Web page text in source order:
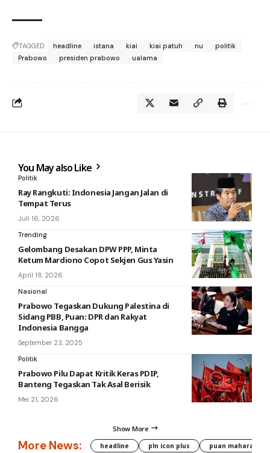
TAGGED: headline istana kiai kiai patuh nu
politik
Prabowo
presiden prabowo ualama
You May also Like
Politik
Ray Rangkuti: Indonesia Jangan Jalan di
Tempat Terus
Juli 16, 2026
Trending
Gelombang Desakan DPW PPP, Minta
Ketum Mardiono Copot Sekjen Gus Yasin
April 18, 2026
Nasional
Prabowo Tegaskan Dukung Palestina di
Sidang PBB, Puan: DPR dan Rakyat
Indonesia Bangga
September 23, 2025
Politik
Prabowo Pilu Dapat Kritik Keras PDIP,
Banteng Tegaskan Tak Asal Berisik
Mei 21, 2026
Show More
More News: headline pln icon plus puan maharani